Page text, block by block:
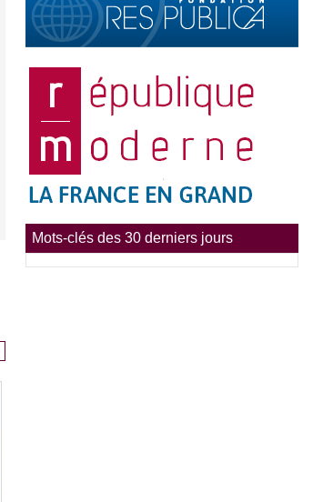
Mots-clés des 30 derniers jours